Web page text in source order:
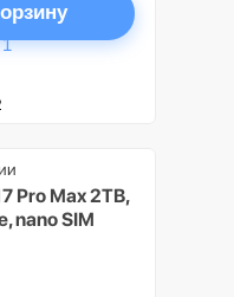
Pro Max 2TB,
nano SIM